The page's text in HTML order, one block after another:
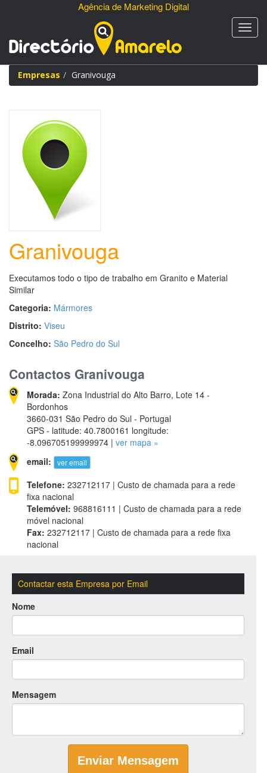
Agência de Marketing Digital
Empresas Granivouga
Granivouga
Executamos todo o tipo de trabalho em Granito e Material
Similar
Categoria: Mármores
Distrito: Viseu
Concelho: São Pedro do Sul
Contactos Granivouga
Morada: Zona Industrial do Alto Barro, Lote 14 -
Bordonhos
3660-031 São Pedro do Sul - Portugal
GPS - latitude: 40.7800161 longitude:
-8.096705199999974 | ver mapa »
email:
ver email
Telefone: 232712117 | Custo de chamada para a rede
fixa nacional
Telemóvel: 968816111 | Custo de chamada para a rede
móvel nacional
Fax: 232712117 | Custo de chamada para a rede fixa
nacional
Contactar esta Empresa por Email
Nome
Email
Mensagem
Enviar Mensagem